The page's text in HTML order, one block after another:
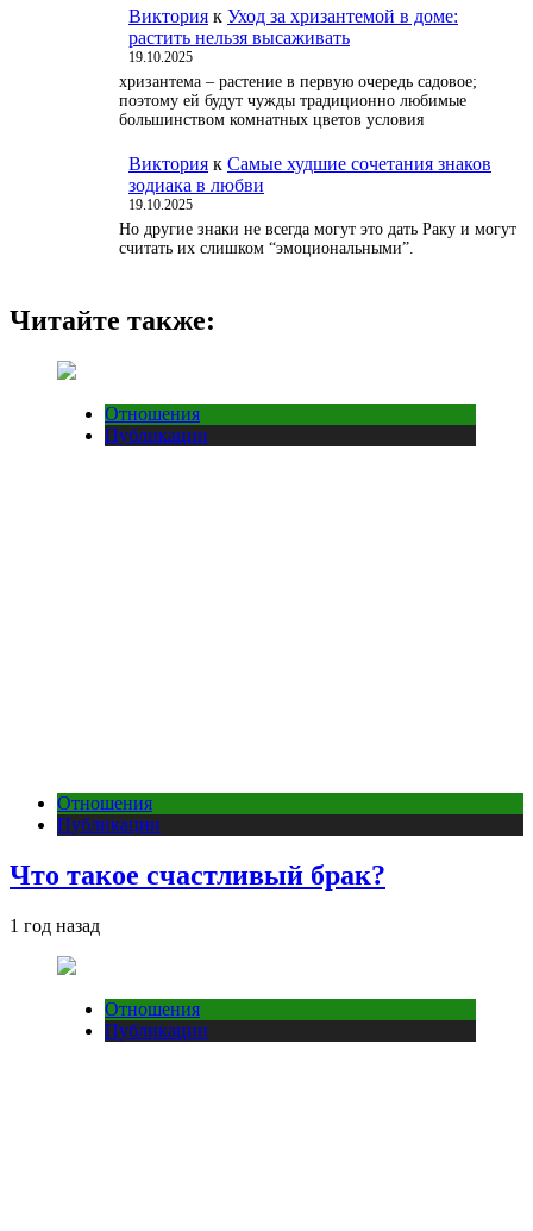
Виктория к Уход за хризантемой в доме:
растить нельзя высаживать
19.10.2025
хризантема – растение в первую очередь садовое;
поэтому ей будут чужды традиционно любимые
большинством комнатных цветов условия
Виктория к Самые худшие сочетания знаков
зодиака в любви
19.10.2025
Но другие знаки не всегда могут это дать Раку и могут
считать их слишком “эмоциональными”.
Читайте также:
Отношения
Публикации
Отношения
Публикации
Что такое счастливый брак?
1 год назад
Отношения
Публикации